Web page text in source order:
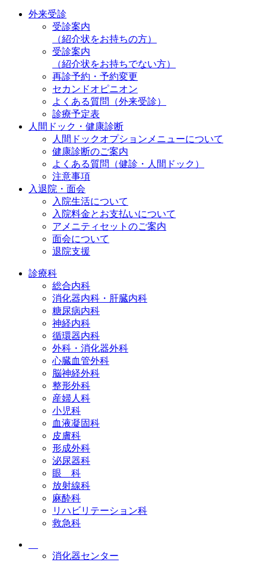
外来受診
受診案内
（紹介状をお持ちの方）
受診案内
（紹介状をお持ちでない方）
再診予約・予約変更
セカンドオピニオン
よくある質問（外来受診）
診療予定表
人間ドック・健康診断
人間ドックオプションメニューについて
健康診断のご案内
よくある質問（健診・人間ドック）
注意事項
入退院・面会
入院生活について
入院料金とお支払いについて
アメニティセットのご案内
面会について
退院支援
診療科
総合内科
消化器内科・肝臓内科
糖尿病内科
神経内科
循環器内科
外科・消化器外科
心臓血管外科
脳神経外科
整形外科
産婦人科
小児科
血液凝固科
皮膚科
形成外科
泌尿器科
眼 科
放射線科
麻酔科
リハビリテーション科
救急科
消化器センター